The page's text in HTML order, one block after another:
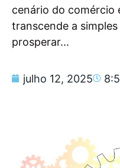
cenário do comércio
transcende a
prosperar...
julho 12, 2025